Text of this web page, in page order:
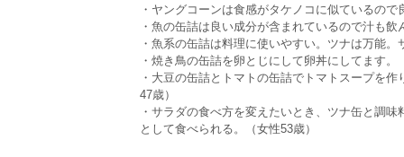
・ヤングコーンは食感がタケノコに似ているの
・魚の缶詰は良い成分が含まれているので汁も飲
・魚系の缶詰は料理に使いやすい。ツナは万能
・焼き鳥の缶詰を卵とじにして卵丼にしてます。
・大豆の缶詰とトマトの缶詰でトマトスープを
47歳）
・サラダの食べ方を変えたいとき、ツナ缶と調
として食べられる。（女性53歳）